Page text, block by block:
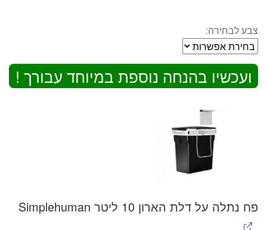
צבע לבחירה:
ועכשיו בהנחה נוספת במיוחד עבורך !
פח נתלה על דלת הארון 10 ליטר Simplehuman